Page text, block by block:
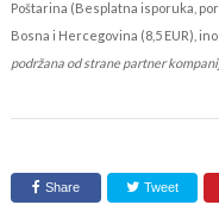
Poštarina (Besplatna isporuka,
Bosna i Hercegovina (8,5 EUR),
podržana od strane partner
Share Tweet